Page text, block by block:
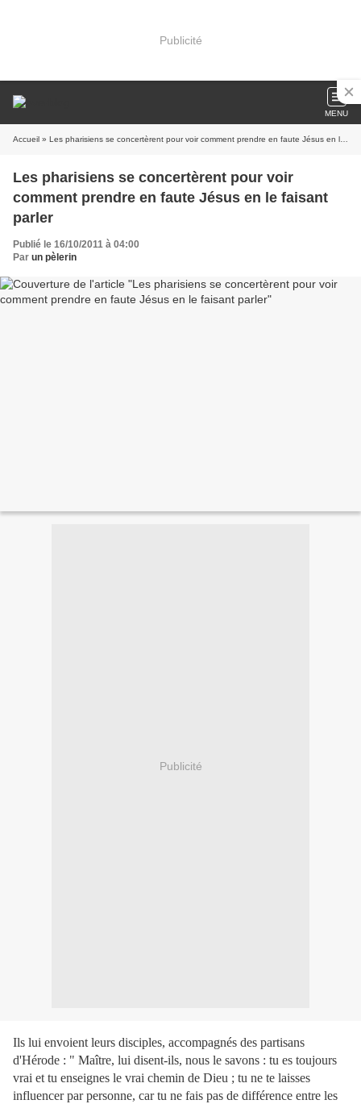
Publicité
MENU
Accueil » Les pharisiens se concertèrent pour voir comment prendre en faute Jésus en le faisant parler
Les pharisiens se concertèrent pour voir
comment prendre en faute Jésus en le faisant
parler
Publié le 16/10/2011 à 04:00
Par un pèlerin
Publicité
Ils lui envoient leurs disciples, accompagnés des partisans
d'Hérode : " Maître, lui disent-ils, nous le savons : tu es toujours
vrai et tu enseignes le vrai chemin de Dieu ; tu ne te laisses
influencer par personne, car tu ne fais pas de différence entre les